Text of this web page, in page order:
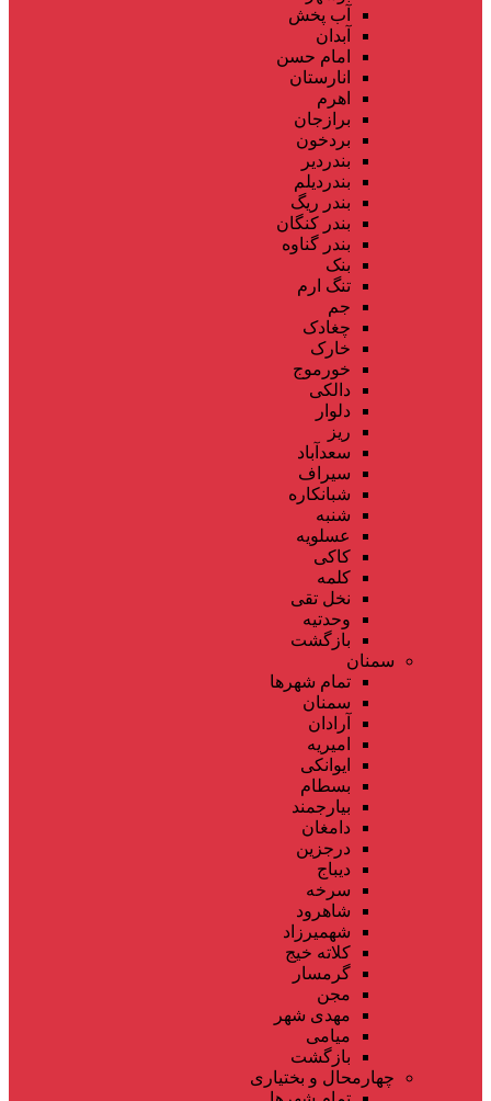
آب پخش
آبدان
امام حسن
انارستان
اهرم
برازجان
بردخون
بندردیر
بندردیلم
بندر ریگ
بندر کنگان
بندر گناوه
بنک
تنگ ارم
جم
چغادک
خارک
خورموج
دالکی
دلوار
ریز
سعدآباد
سیراف
شبانکاره
شنبه
عسلویه
کاکی
کلمه
نخل تقی
وحدتیه
بازگشت
سمنان
تمام شهر‌ها
سمنان
آرادان
امیریه
ایوانکی
بسطام
بیارجمند
دامغان
درجزین
دیباج
سرخه
شاهرود
شهمیرزاد
کلاته خیج
گرمسار
مجن
مهدی شهر
میامی
بازگشت
چهارمحال و بختیاری